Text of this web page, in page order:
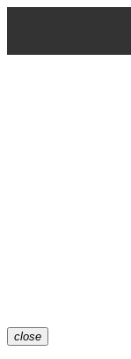
close